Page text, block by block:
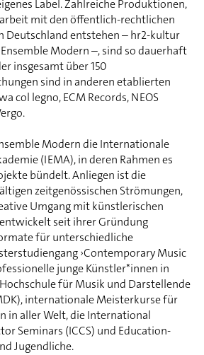
Label. Zahlreiche Produktionen,
mit den öffentlich-rechtlichen
Deutschland entstehen – hr2-kultur
Modern –, sind so dauerhaft
insgesamt über 150
sind in anderen etablierten
col legno, ECM Records, NEOS
Modern die Internationale
(IEMA), in deren Rahmen es
bündelt. Anliegen ist die
zeitgenössischen Strömungen,
Umgang mit künstlerischen
entwickelt seit ihrer Gründung
für unterschiedliche
›Contemporary Music
junge Künstler*innen in
für Musik und Darstellende
internationale Meisterkurse für
in aller Welt, die International
Seminars (ICCS) und Education-
Jugendliche.